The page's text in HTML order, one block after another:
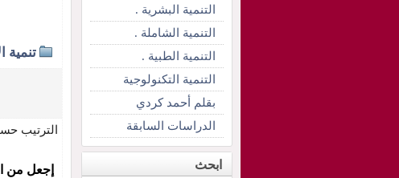
تنمية
الترتيب
إجعل من
التنمية البشرية .
التنمية الشاملة .
التنمية الطبية .
التنمية التكنولوجية
بقلم أحمد كردي
الدراسات السابقة
ابحث